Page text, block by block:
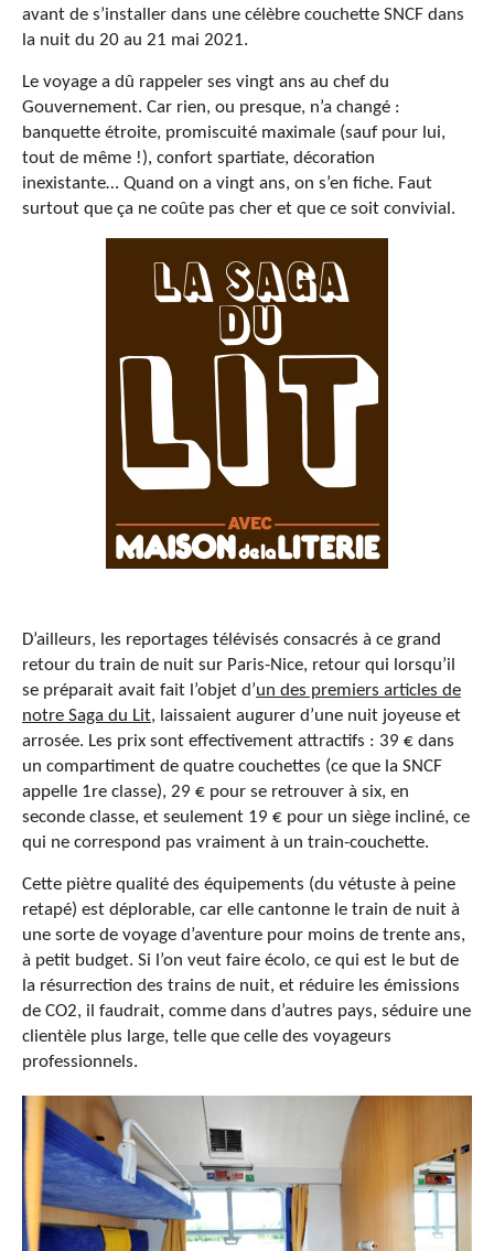
avant de s’installer dans une célèbre couchette SNCF dans
la nuit du 20 au 21 mai 2021.
Le voyage a dû rappeler ses vingt ans au chef du
Gouvernement. Car rien, ou presque, n’a changé :
banquette étroite, promiscuité maximale (sauf pour lui,
tout de même !), confort spartiate, décoration
inexistante… Quand on a vingt ans, on s’en fiche. Faut
surtout que ça ne coûte pas cher et que ce soit convivial.
D’ailleurs, les reportages télévisés consacrés à ce grand
retour du train de nuit sur Paris-Nice, retour qui lorsqu’il
se préparait avait fait l’objet d’un des premiers articles de
notre Saga du Lit, laissaient augurer d’une nuit joyeuse et
arrosée. Les prix sont effectivement attractifs : 39 € dans
un compartiment de quatre couchettes (ce que la SNCF
appelle 1re classe), 29 € pour se retrouver à six, en
seconde classe, et seulement 19 € pour un siège incliné, ce
qui ne correspond pas vraiment à un train-couchette.
Cette piètre qualité des équipements (du vétuste à peine
retapé) est déplorable, car elle cantonne le train de nuit à
une sorte de voyage d’aventure pour moins de trente ans,
à petit budget. Si l’on veut faire écolo, ce qui est le but de
la résurrection des trains de nuit, et réduire les émissions
de CO2, il faudrait, comme dans d’autres pays, séduire une
clientèle plus large, telle que celle des voyageurs
professionnels.